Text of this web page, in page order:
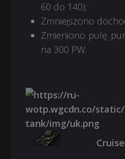
60 do 140);
Zmniejszono
Zmieniono pulę
na 300 PW.